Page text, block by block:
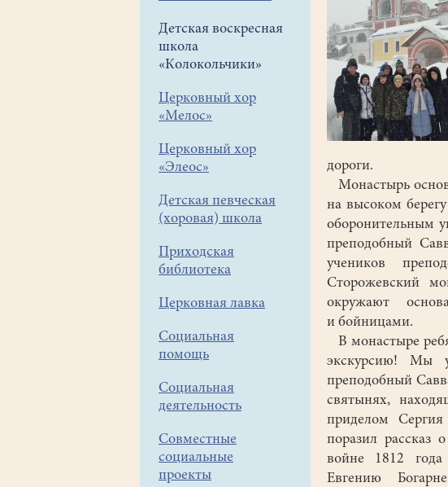
Детская воскресная
школа
«Колокольчики»
Церковный хор
«Мелос»
Церковный хор
«Элеос»
Детская певческая
(хоровая) школа
Приходская
библиотека
Церковная лавка
Социальная
помощь
Социальная
деятельность
Совместные
социальные
проекты
дороги.
Монастырь
на высоком
оборонительным
преподобный
учеников
Сторожевский
окружают
и бойницами.
В монастыре
экскурсию! Мы
преподобный
святынях,
приделом
поразил рассказ
войне 1812
Евгению